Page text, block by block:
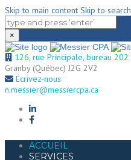
Skip to main content Skip to search
×
126, rue Principale, bureau 202
Granby (Québec) J2G 2V2
Écrivez-nous
n.messier@messiercpa.ca
ACCUEIL
SERVICES